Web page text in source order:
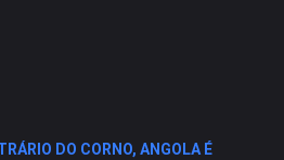
DO CORNO, ANGOLA É